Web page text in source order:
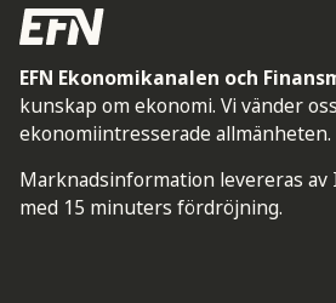
EFN Ekonomikanalen och
kunskap om ekonomi. Vi vänder
ekonomiintresserade allmänheten.
Marknadsinformation levereras
med 15 minuters fördröjning.